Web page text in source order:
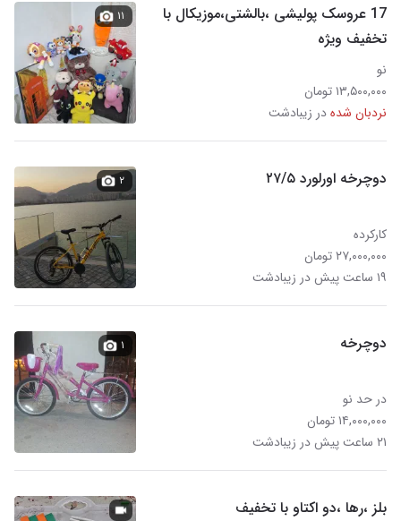
17 عروسک پولیشی ،بالشتی،موزیکال با
تخفیف ویژه
نو
۱۳,۵۰۰,۰۰۰ تومان
نردبان شدهدر زیبادشت
۱۱
دوچرخه اورلورد ۲۷/۵
کارکرده
۲۷,۰۰۰,۰۰۰ تومان
۱۹ ساعت پیش در زیبادشت
۲
دوچرخه
در حد نو
۱۴,۰۰۰,۰۰۰ تومان
۲۱ ساعت پیش در زیبادشت
۱
بلز ،رها ،دو اکتاو با تخفیف